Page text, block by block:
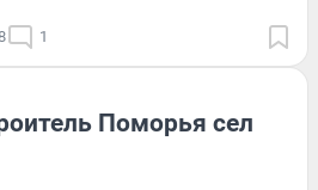
1
Поморья сел